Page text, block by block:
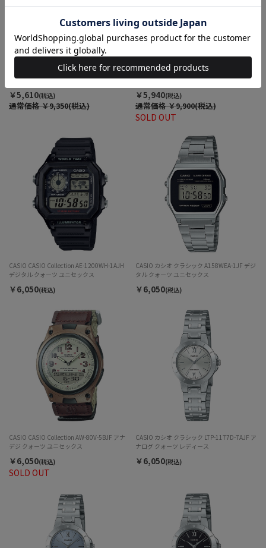
innovator ENKEL IN-0008-TIC1 TiCTAC限定
カラー クォーツ レディース
￥5,610(税込)
通常価格￥9,350(税込)
SOLD OUT
innovator ENKEL IN-0008-TIC6P クォーツ レ
ディース
￥5,940(税込)
通常価格￥9,900(税込)
CASIO CASIO Collection AE-1200WH-1AJH
デジタル クォーツ ユニセックス
￥6,050(税込)
CASIO カシオ クラシック A158WEA-1JF デジ
タル クォーツ ユニセックス
￥6,050(税込)
SOLD OUT
CASIO CASIO Collection AW-80V-5BJF アナ
デジ クォーツ ユニセックス
￥6,050(税込)
CASIO カシオ クラシック LTP-1177D-7AJF ア
ナログ クォーツ レディース
￥6,050(税込)